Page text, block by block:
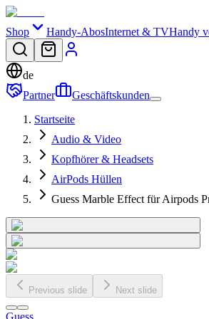
Shop Handy-AbosInternet & TVHandy
de
Partner
Geschäftskunden
Startseite
Audio & Video
Kopfhörer & Headsets
AirPods Hüllen
Guess Marble Effect für Airpods
Previous slide Next slide
Guess